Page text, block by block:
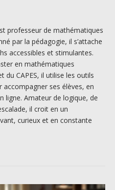
professeur de mathématiques
par la pédagogie, il s’attache
accessibles et stimulantes.
en mathématiques
du CAPES, il utilise les outils
accompagner ses élèves, en
ligne. Amateur de logique, de
il croit en un
curieux et en constante